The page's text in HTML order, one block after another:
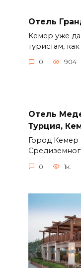
Отель
Кемер уже
туристам,
0 904
Отель
Турция,
Город
0 1к.